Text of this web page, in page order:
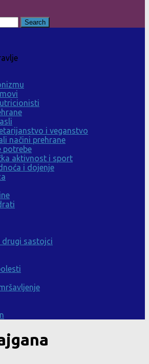
i veganstvo
načini prehrane
potrebe
aktivnost i sport
i dojenje
drugi sastojci